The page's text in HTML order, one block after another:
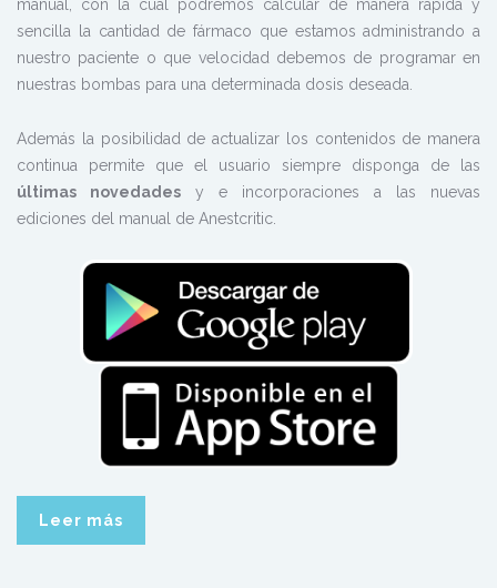
manual, con la cual podremos calcular de manera rápida y
sencilla la cantidad de fármaco que estamos administrando a
nuestro paciente o que velocidad debemos de programar en
nuestras bombas para una determinada dosis deseada.
Además la posibilidad de actualizar los contenidos de manera
continua permite que el usuario siempre disponga de las
últimas novedades y e incorporaciones a las nuevas
ediciones del manual de Anestcritic.
Leer más